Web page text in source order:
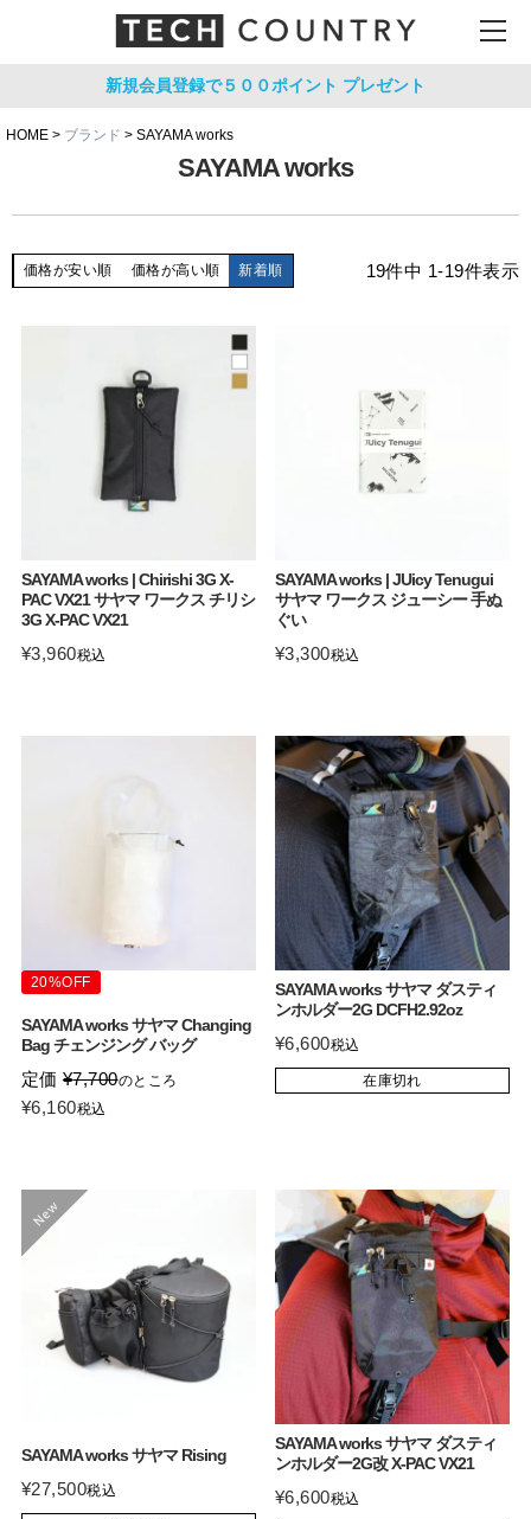
新規会員登録で５００ポイント プレゼント
HOME ブランド SAYAMA works
SAYAMA works
価格が安い順 価格が高い順 新着順 19件中 1-19件表示
SAYAMA works | Chirishi 3G X-
PAC VX21 サヤマ ワークス チリシ
3G X-PAC VX21
¥3,960税込
SAYAMA works | JUicy Tenugui
サヤマ ワークス ジューシー 手ぬ
ぐい
¥3,300税込
20%OFF
SAYAMA works サヤマ Changing
Bag チェンジング バッグ
定価 ¥7,700のところ
¥6,160税込
SAYAMA works サヤマ ダスティ
ンホルダー2G DCFH2.92oz
¥6,600税込
在庫切れ
SAYAMA works サヤマ Rising
¥27,500税込
SAYAMA works サヤマ ダスティ
ンホルダー2G改 X-PAC VX21
¥6,600税込